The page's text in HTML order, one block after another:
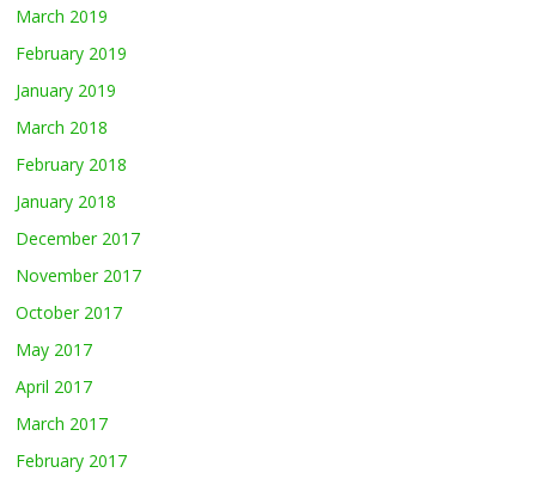
March 2019
February 2019
January 2019
March 2018
February 2018
January 2018
December 2017
November 2017
October 2017
May 2017
April 2017
March 2017
February 2017